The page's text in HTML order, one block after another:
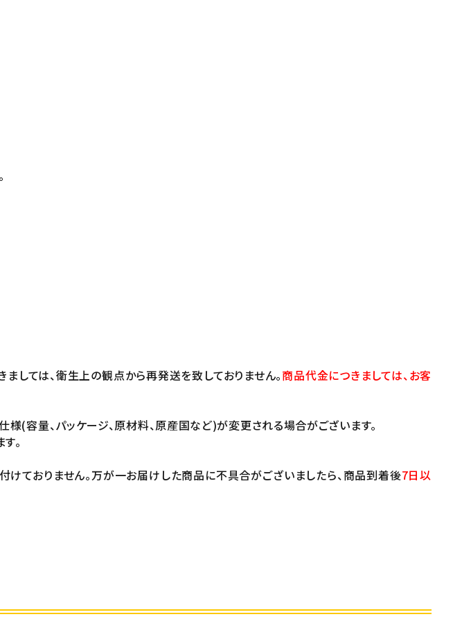
しては、衛生上の観点から再発送を致しておりません。商品代金につきましては、お客
(容量、パッケージ、原材料、原産国など)が変更される場合がございます。
。
けておりません。万が一お届けした商品に不具合がございましたら、商品到着後7日以